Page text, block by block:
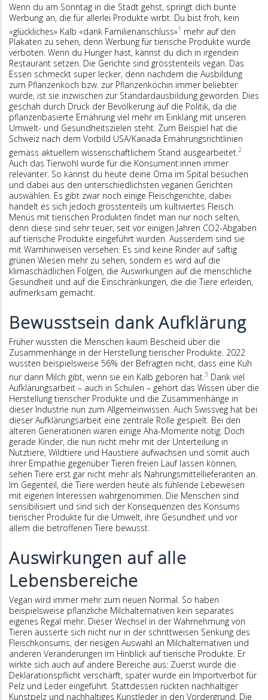
Wenn du am Sonntag in die Stadt gehst, springt dich bunte
Werbung an, die für allerlei Produkte wirbt. Du bist froh, kein
«glückliches» Kalb «dank Familienanschluss»1 mehr auf den
Plakaten zu sehen, denn Werbung für tierische Produkte wurde
verboten. Wenn du Hunger hast, kannst du dich in irgendein
Restaurant setzen. Die Gerichte sind grösstenteils vegan. Das
Essen schmeckt super lecker, denn nachdem die Ausbildung
zum Pflanzenkoch bzw. zur Pflanzenköchin immer beliebter
wurde, ist sie inzwischen zur Standardausbildung geworden. Dies
geschah durch Druck der Bevölkerung auf die Politik, da die
pflanzenbasierte Ernährung viel mehr im Einklang mit unseren
Umwelt- und Gesundheitszielen steht. Zum Beispiel hat die
Schweiz nach dem Vorbild USA/Kanada Ernährungsrichtlinien
gemäss aktuellem wissenschaftlichem Stand ausgearbeitet.2
Auch das Tierwohl wurde für die Konsument:innen immer
relevanter. So kannst du heute deine Oma im Spital besuchen
und dabei aus den unterschiedlichsten veganen Gerichten
auswählen. Es gibt zwar noch einige Fleischgerichte, dabei
handelt es sich jedoch grösstenteils um kultiviertes Fleisch.
Menüs mit tierischen Produkten findet man nur noch selten,
denn diese sind sehr teuer, seit vor einigen Jahren CO2-Abgaben
auf tierische Produkte eingeführt wurden. Ausserdem sind sie
mit Warnhinweisen versehen: Es sind keine Rinder auf saftig
grünen Wiesen mehr zu sehen, sondern es wird auf die
klimaschädlichen Folgen, die Auswirkungen auf die menschliche
Gesundheit und auf die Einschränkungen, die die Tiere erleiden,
aufmerksam gemacht.
Bewusstsein dank Aufklärung
Früher wussten die Menschen kaum Bescheid über die
Zusammenhänge in der Herstellung tierischer Produkte. 2022
wussten beispielsweise 56% der Befragten nicht, dass eine Kuh
nur dann Milch gibt, wenn sie ein Kalb geboren hat. 3 Dank viel
Aufklärungsarbeit – auch in Schulen – gehört das Wissen über die
Herstellung tierischer Produkte und die Zusammenhänge in
dieser Industrie nun zum Allgemeinwissen. Auch Swissveg hat bei
dieser Aufklärungsarbeit eine zentrale Rolle gespielt. Bei den
älteren Generationen waren einige Aha-Momente nötig. Doch
gerade Kinder, die nun nicht mehr mit der Unterteilung in
Nutztiere, Wildtiere und Haustiere aufwachsen und somit auch
ihrer Empathie gegenüber Tieren freien Lauf lassen können,
sehen Tiere erst gar nicht mehr als Nahrungsmittellieferanten an.
Im Gegenteil, die Tiere werden heute als fühlende Lebewesen
mit eigenen Interessen wahrgenommen. Die Menschen sind
sensibilisiert und sind sich der Konsequenzen des Konsums
tierischer Produkte für die Umwelt, ihre Gesundheit und vor
allem die betroffenen Tiere bewusst.
Auswirkungen auf alle
Lebensbereiche
Vegan wird immer mehr zum neuen Normal. So haben
beispielsweise pflanzliche Milchalternativen kein separates
eigenes Regal mehr. Dieser Wechsel in der Wahrnehmung von
Tieren äusserte sich nicht nur in der schrittweisen Senkung des
Fleischkonsums, der riesigen Auswahl an Milchalternativen und
anderen Veränderungen im Hinblick auf tierische Produkte. Er
wirkte sich auch auf andere Bereiche aus: Zuerst wurde die
Deklarationspflicht verschärft, später wurde ein Importverbot für
Pelz und Leder eingeführt. Stattdessen rückten nachhaltiger
Kunstpelz und nachhaltiges Kunstleder in den Vordergrund. Die